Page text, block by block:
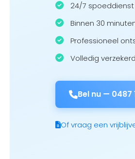
24/7
Binnen 30
Professioneel
Volledig
Bel nu — 0487
Of vraag een